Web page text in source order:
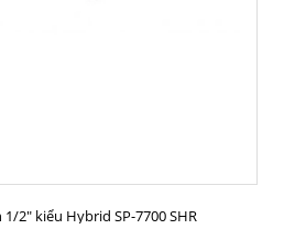
MUA HÀNG
2" kiểu Hybrid SP-7700 SHR